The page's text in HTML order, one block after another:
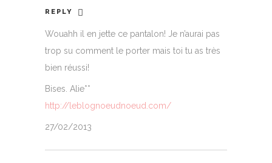
REPLY
Wouahh il en jette ce pantalon! Je n’aurai pas
trop su comment le porter mais toi tu as très
bien réussi!
Bises. Alie**
http://leblognoeudnoeud.com/
27/02/2013